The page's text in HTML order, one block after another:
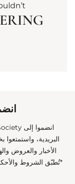
الأخبار والعروض
*تُطبّق الشروط